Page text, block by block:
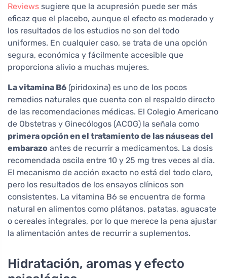
Reviews sugiere que la acupresión puede ser más
eficaz que el placebo, aunque el efecto es moderado y
los resultados de los estudios no son del todo
uniformes. En cualquier caso, se trata de una opción
segura, económica y fácilmente accesible que
proporciona alivio a muchas mujeres.
La vitamina B6 (piridoxina) es uno de los pocos
remedios naturales que cuenta con el respaldo directo
de las recomendaciones médicas. El Colegio Americano
de Obstetras y Ginecólogos (ACOG) la señala como
primera opción en el tratamiento de las náuseas del
embarazo antes de recurrir a medicamentos. La dosis
recomendada oscila entre 10 y 25 mg tres veces al día.
El mecanismo de acción exacto no está del todo claro,
pero los resultados de los ensayos clínicos son
consistentes. La vitamina B6 se encuentra de forma
natural en alimentos como plátanos, patatas, aguacate
o cereales integrales, por lo que merece la pena ajustar
la alimentación antes de recurrir a suplementos.
Hidratación, aromas y efecto